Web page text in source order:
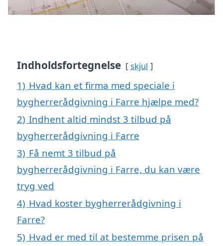
Indholdsfortegnelse skjul
1) Hvad kan et firma med speciale i
bygherrerådgivning i Farre hjælpe med?
2) Indhent altid mindst 3 tilbud på
bygherrerådgivning i Farre
3) Få nemt 3 tilbud på
bygherrerådgivning i Farre, du kan være
tryg ved
4) Hvad koster bygherrerådgivning i
Farre?
5) Hvad er med til at bestemme prisen på